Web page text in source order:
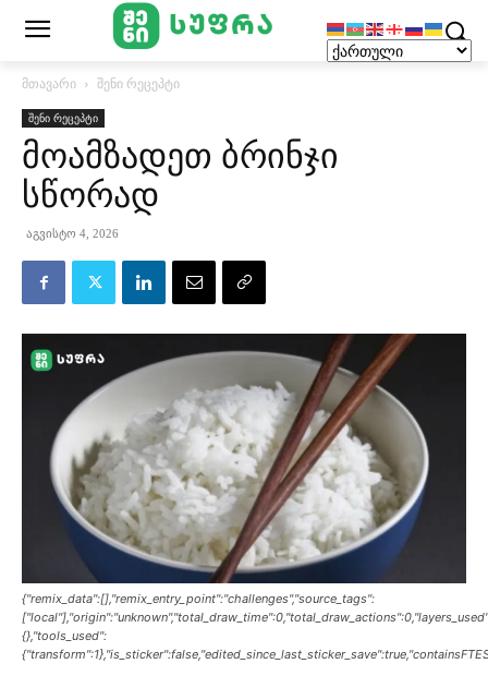
მთავარი შენი რეცეპტი
შენი რეცეპტი
მოამზადეთ ბრინჯი
სწორად
აგვისტო 4, 2026
{"remix_data":[],"remix_entry_point":"challenges","source_tags":
{},"tools_used":